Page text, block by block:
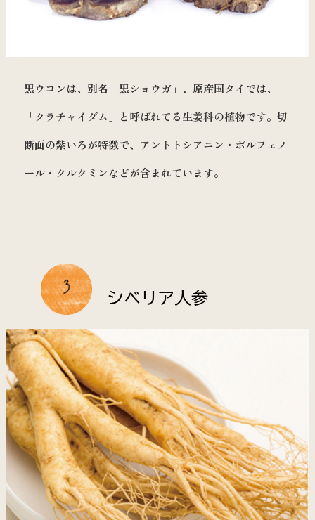
黒ウコンは、別名「黒ショウガ」、原産国タイでは、
「クラチャイダム」と呼ばれてる生姜科の植物です。切
断面の紫いろが特徴で、アントトシアニン・ポルフェノ
ール・クルクミンなどが含まれています。